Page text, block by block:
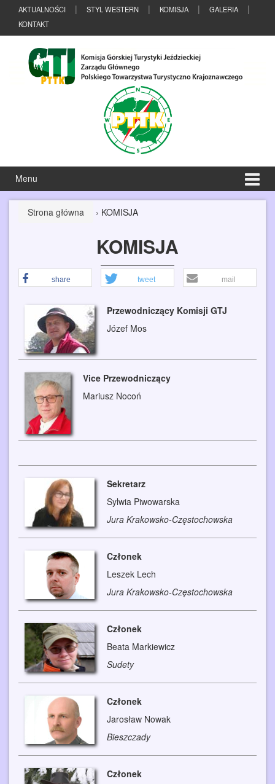
Przeskocz
treści
Przejdź
menu
AKTUALNOŚCI STYL WESTERN KOMISJA
GALERIA
KONTAKT
Menu
Strona główna › KOMISJA
KOMISJA
share tweet mail
Przewodniczący Komisji GTJ
Józef Mos
Vice Przewodniczący
Mariusz Nocoń
Sekretarz
Sylwia Piwowarska
Jura Krakowsko-Częstochowska
Członek
Leszek Lech
Jura Krakowsko-Częstochowska
Członek
Beata Markiewicz
Sudety
Członek
Jarosław Nowak
Bieszczady
Członek